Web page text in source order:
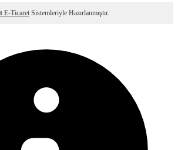
E-Ticaret Sistemleriyle Hazırlanmıştır.